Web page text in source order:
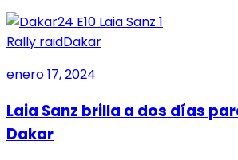
Rally raidDakar
enero 17, 2024
Laia Sanz brilla a dos días
Dakar